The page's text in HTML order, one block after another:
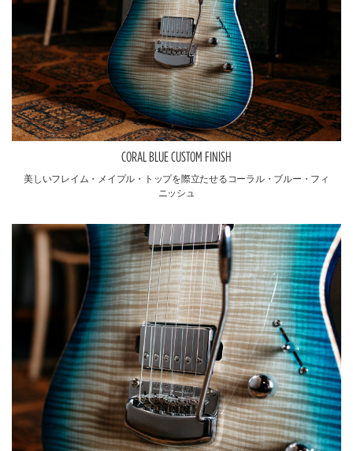
CORAL BLUE CUSTOM FINISH
美しいフレイム・メイプル・トップを際立たせるコーラル・ブルー・フィ
ニッシュ